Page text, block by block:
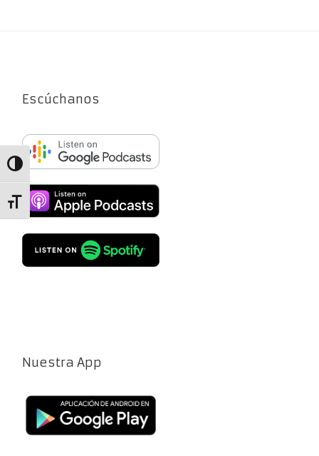
Alternar alto contraste
Alternar tamaño de letra
Escúchanos
Nuestra App